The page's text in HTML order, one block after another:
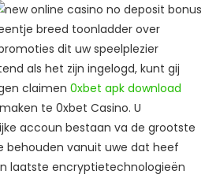
breed toonladder over
dit uw speelplezier
als het zijn ingelogd, kunt gij
claimen0xbet apk download
te 0xbet Casino. U
accoun bestaan va de grootste
behouden vanuit uwe dat heef
laatste encryptietechnologieën